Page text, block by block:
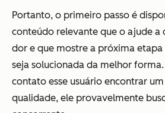
Portanto, o primeiro passo é
conteúdo relevante que o ajude a
dor e que mostre a próxima etapa
seja solucionada da melhor
contato esse usuário encontrar
qualidade, ele provavelmente